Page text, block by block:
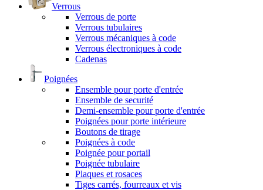
Verrous
Verrous de porte
Verrous tubulaires
Verrous mécaniques à code
Verrous électroniques à code
Cadenas
Poignées
Ensemble pour porte d'entrée
Ensemble de securité
Demi-ensemble pour porte d'entrée
Poignées pour porte intérieure
Boutons de tirage
Poignées à code
Poignée pour portail
Poignée tubulaire
Plaques et rosaces
Tiges carrés, fourreaux et vis